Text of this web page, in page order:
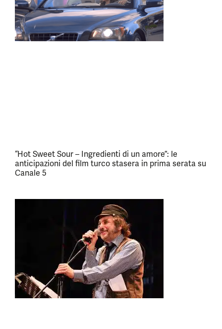
“Hot Sweet Sour – Ingredienti di un amore”: le
anticipazioni del film turco stasera in prima serata su
Canale 5